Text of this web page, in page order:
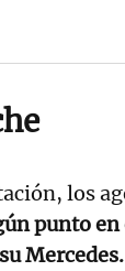
los
punto en
Mercedes.